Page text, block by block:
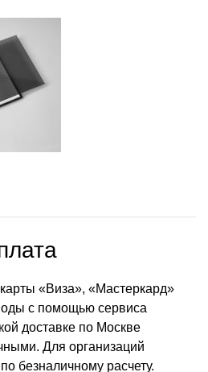
«Виза», «Мастеркард»
с помощью сервиса
доставке по Москве
Для организаций
безналичному расчету.